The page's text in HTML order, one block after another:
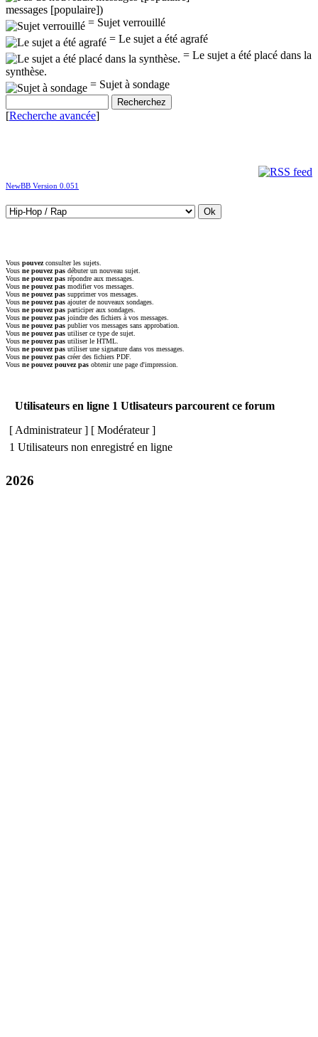
messages [populaire])
= Sujet verrouillé
= Le sujet a été agrafé
= Le sujet a été placé dans la
synthèse.
= Sujet à sondage
[Recherche avancée]
NewBB Version 0.051
Vous pouvezconsulter les sujets.
Vous ne pouvez pas débuter un nouveau sujet.
Vous ne pouvez pas répondre aux messages.
Vous ne pouvez pas modifier vos messages.
Vous ne pouvez pas supprimer vos messages.
Vous ne pouvez pas ajouter de nouveaux sondages.
Vous ne pouvez pas participer aux sondages.
Vous ne pouvez pas joindre des fichiers à vos messages.
Vous ne pouvez pas publier vos messages sans approbation.
Vous ne pouvez pas utiliser ce type de sujet.
Vous ne pouvez pas utiliser le HTML.
Vous ne pouvez pas utiliser une signature dans vos messages.
Vous ne pouvez pas créer des fichiers PDF.
Vous ne pouvez pouvez pas obtenir une page d'impression.
Utilisateurs en ligne 1 Utlisateurs parcourent ce forum
[ Administrateur] [ Modérateur]
1 Utilisateurs non enregistré en ligne
2026